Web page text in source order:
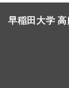
早稲田大学